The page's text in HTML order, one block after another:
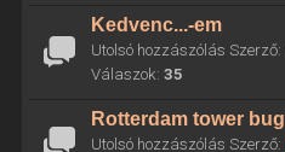
Kedvenc...-em
Utolsó hozzászólás Szerző:
Válaszok: 35
Rotterdam tower bug
Utolsó hozzászólás Szerző: